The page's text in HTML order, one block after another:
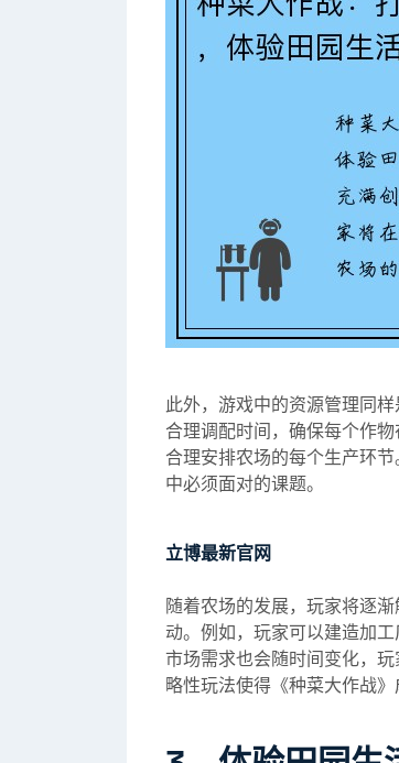
此外，游戏中的资源管理同
合理调配时间，确保每个作
合理安排农场的每个生产环
中必须面对的课题。
立博最新官网
随着农场的发展，玩家将逐
动。例如，玩家可以建造加
市场需求也会随时间变化，
略性玩法使得《种菜大作战